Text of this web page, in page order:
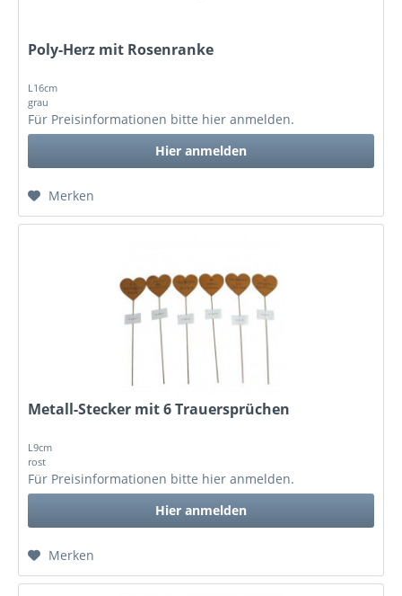
Poly-Herz mit Rosenranke
L16cm
grau
Für Preisinformationen bitte hier anmelden.
Hier anmelden
Merken
Metall-Stecker mit 6 Trauersprüchen
L9cm
rost
Für Preisinformationen bitte hier anmelden.
Hier anmelden
Merken